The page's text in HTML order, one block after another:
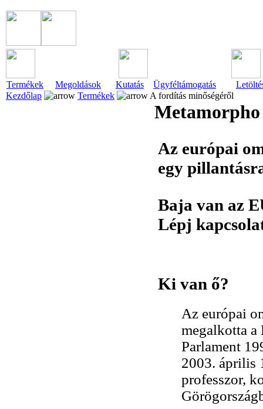
Termékek Megoldások Kutatás Ügyféltámogatás
Kezdőlap
Termékek A fordítás minőségéről
Az európai
egy
Baja van az
Lépj
Ki van ő?
Az európai
megalkotta a
Parlament
2003. április
professzor,